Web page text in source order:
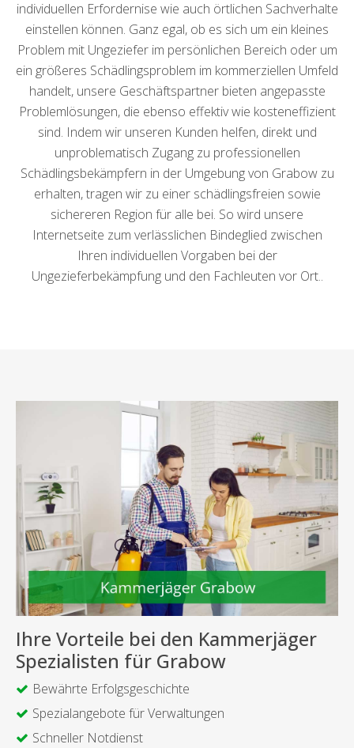
individuellen Erfordernise wie auch örtlichen Sachverhalte
einstellen können. Ganz egal, ob es sich um ein kleines
Problem mit Ungeziefer im persönlichen Bereich oder um
ein größeres Schädlingsproblem im kommerziellen Umfeld
handelt, unsere Geschäftspartner bieten angepasste
Problemlösungen, die ebenso effektiv wie kosteneffizient
sind. Indem wir unseren Kunden helfen, direkt und
unproblematisch Zugang zu professionellen
Schädlingsbekämpfern in der Umgebung von Grabow zu
erhalten, tragen wir zu einer schädlingsfreien sowie
sichereren Region für alle bei. So wird unsere
Internetseite zum verlässlichen Bindeglied zwischen
Ihren individuellen Vorgaben bei der
Ungezieferbekämpfung und den Fachleuten vor Ort..
Ihre Vorteile bei den Kammerjäger
Spezialisten für Grabow
Bewährte Erfolgsgeschichte
Spezialangebote für Verwaltungen
Schneller Notdienst